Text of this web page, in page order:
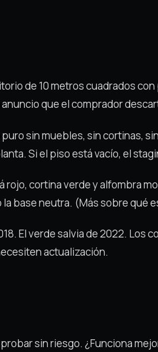
de 10 metros cuadrados
que el comprador
sin muebles, sin cortinas,
Si el piso está vacío, el
rojo, cortina verde y alfombra
base neutra. (Más sobre qué
El verde salvia de 2022.
actualización.
sin riesgo. ¿Funciona